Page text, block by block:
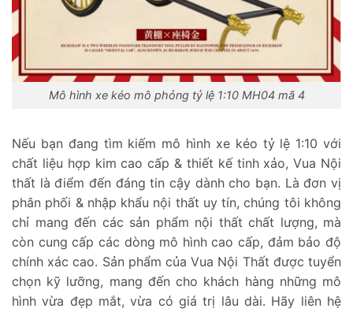
Mô hình xe kéo mô phỏng tỷ lệ 1:10 MH04 mã 4
Nếu bạn đang tìm kiếm mô hình xe kéo tỷ lệ 1:10 với
chất liệu hợp kim cao cấp & thiết kế tinh xảo, Vua Nội
thất là điểm đến đáng tin cậy dành cho bạn. Là đơn vị
phân phối & nhập khẩu nội thất uy tín, chúng tôi không
chỉ mang đến các sản phẩm nội thất chất lượng, mà
còn cung cấp các dòng mô hình cao cấp, đảm bảo độ
chính xác cao. Sản phẩm của Vua Nội Thất được tuyển
chọn kỹ lưỡng, mang đến cho khách hàng những mô
hình vừa đẹp mắt, vừa có giá trị lâu dài. Hãy liên hệ